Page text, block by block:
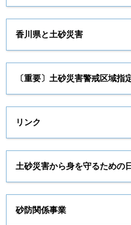
香川県と土砂災害
〔重要〕土砂災害警戒区域指
リンク
土砂災害から身を守るための
砂防関係事業